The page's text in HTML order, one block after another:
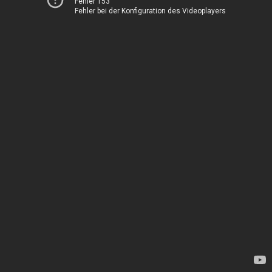
Fehler bei der Konfiguration des Videoplayers